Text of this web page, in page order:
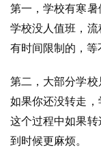
第一，学校有寒暑
学校没人值班，
有时间限制的，等
第二，大部分学校
如果你还没转走，
这个过程中如果转
到时候更麻烦。